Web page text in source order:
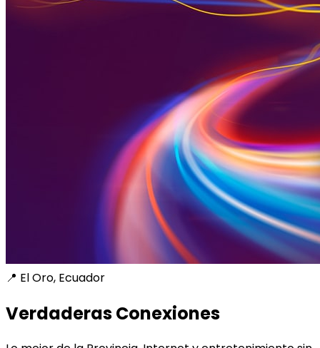
📍 El Oro, Ecuador
Verdaderas Conexiones